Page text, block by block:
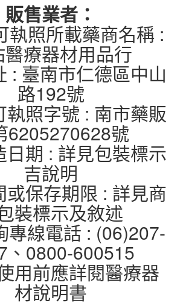
販售業者：
執照所載藥商名稱 :
醫療器材用品行
: 臺南市仁德區中山
路192號
執照字號 : 南市藥販
6205270628號
日期 : 詳見包裝標示
吉說明
或保存期限 : 詳見商
裝標示及敘述
專線電話 : (06)207-
、0800-600515
用前應詳閱醫療器
材說明書